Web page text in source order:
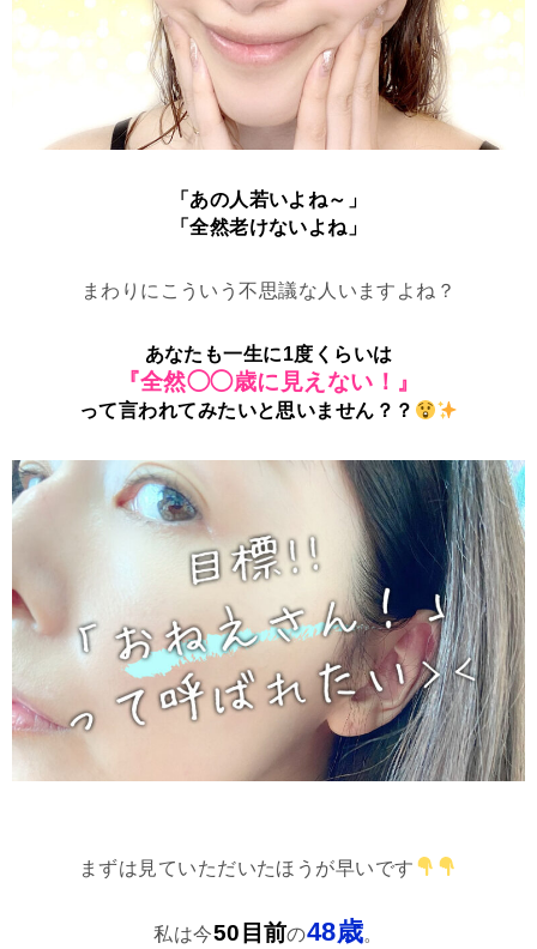
「あの人若いよね～」
「全然老けないよね」
まわりにこういう不思議な人いますよね？
あなたも一生に1度くらいは
『全然◯◯歳に見えない！』
って言われてみたいと思いません？？
まずは見ていただいたほうが早いです
私は今50目前の48歳。